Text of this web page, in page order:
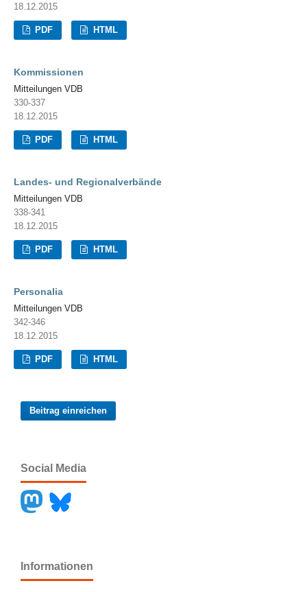
18.12.2015
PDF HTML
Kommissionen
Mitteilungen VDB
330-337
18.12.2015
PDF HTML
Landes- und Regionalverbände
Mitteilungen VDB
338-341
18.12.2015
PDF HTML
Personalia
Mitteilungen VDB
342-346
18.12.2015
PDF HTML
Beitrag einreichen
Social Media
Informationen